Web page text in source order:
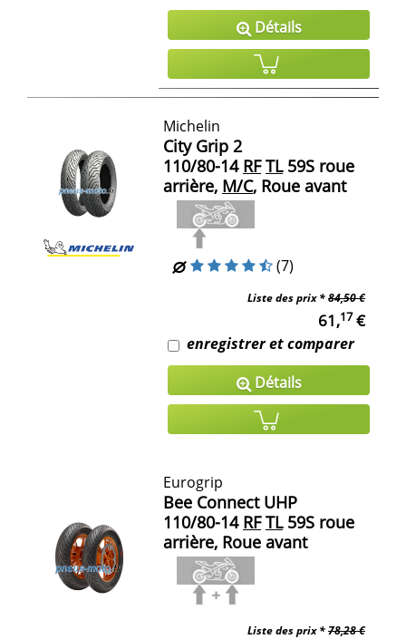
Détails
Michelin
City Grip 2
110/80-14 RF TL59S roue
arrière, M/C, Roue avant
(7)
Liste des prix *84,50 €
61,17€
enregistrer et comparer
Détails
Eurogrip
Bee Connect UHP
110/80-14 RF TL59S roue
arrière, Roue avant
Liste des prix *78,28 €